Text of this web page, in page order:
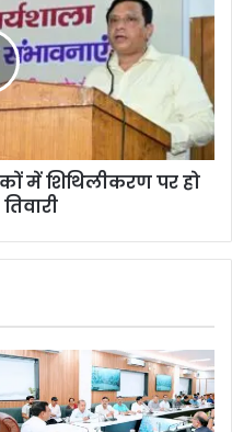
में शिथिलीकरण पर हो